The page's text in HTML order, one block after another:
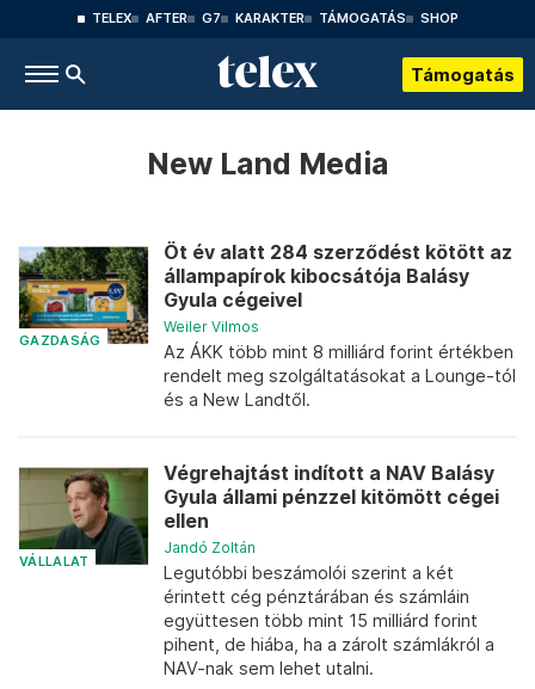
TELEX AFTER G7 KARAKTER TÁMOGATÁS SHOP
Támogatás
New Land Media
GAZDASÁG
Öt év alatt 284 szerződést kötött az
állampapírok kibocsátója Balásy
Gyula cégeivel
Weiler Vilmos
Az ÁKK több mint 8 milliárd forint értékben
rendelt meg szolgáltatásokat a Lounge-tól
és a New Landtől.
VÁLLALAT
Végrehajtást indított a NAV Balásy
Gyula állami pénzzel kitömött cégei
ellen
Jandó Zoltán
Legutóbbi beszámolói szerint a két
érintett cég pénztárában és számláin
együttesen több mint 15 milliárd forint
pihent, de hiába, ha a zárolt számlákról a
NAV-nak sem lehet utalni.